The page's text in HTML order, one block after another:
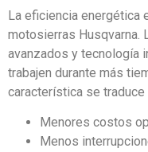
La eficiencia energética
motosierras Husqvarna.
avanzados y tecnología
trabajen durante más
característica se traduce
Menores costos
Menos